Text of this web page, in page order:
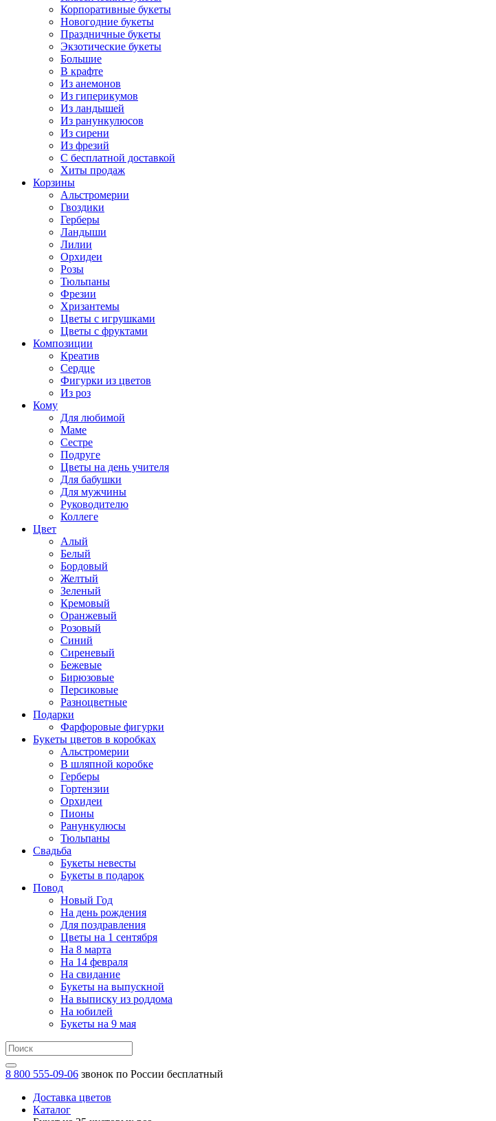
Корпоративные букеты
Новогодние букеты
Праздничные букеты
Экзотические букеты
Большие
В крафте
Из анемонов
Из гиперикумов
Из ландышей
Из ранункулюсов
Из сирени
Из фрезий
С бесплатной доставкой
Хиты продаж
Корзины
Альстромерии
Гвоздики
Герберы
Ландыши
Лилии
Орхидеи
Розы
Тюльпаны
Фрезии
Хризантемы
Цветы с игрушками
Цветы с фруктами
Композиции
Креатив
Сердце
Фигурки из цветов
Из роз
Кому
Для любимой
Маме
Сестре
Подруге
Цветы на день учителя
Для бабушки
Для мужчины
Руководителю
Коллеге
Цвет
Алый
Белый
Бордовый
Желтый
Зеленый
Кремовый
Оранжевый
Розовый
Синий
Сиреневый
Бежевые
Бирюзовые
Персиковые
Разноцветные
Подарки
Фарфоровые фигурки
Букеты цветов в коробках
Альстромерии
В шляпной коробке
Герберы
Гортензии
Орхидеи
Пионы
Ранункулюсы
Тюльпаны
Свадьба
Букеты невесты
Букеты в подарок
Повод
Новый Год
На день рождения
Для поздравления
Цветы на 1 сентября
На 8 марта
На 14 февраля
На свидание
Букеты на выпускной
На выписку из роддома
На юбилей
Букеты на 9 мая
8 800 555-09-06 звонок по России бесплатный
Доставка цветов
Каталог